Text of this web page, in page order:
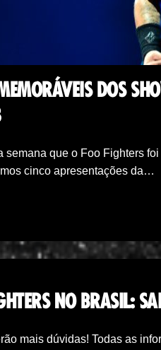
DOS
semana que o Foo Fighters
cinco apresentações da…
NO BRASIL:
mais dúvidas! Todas as